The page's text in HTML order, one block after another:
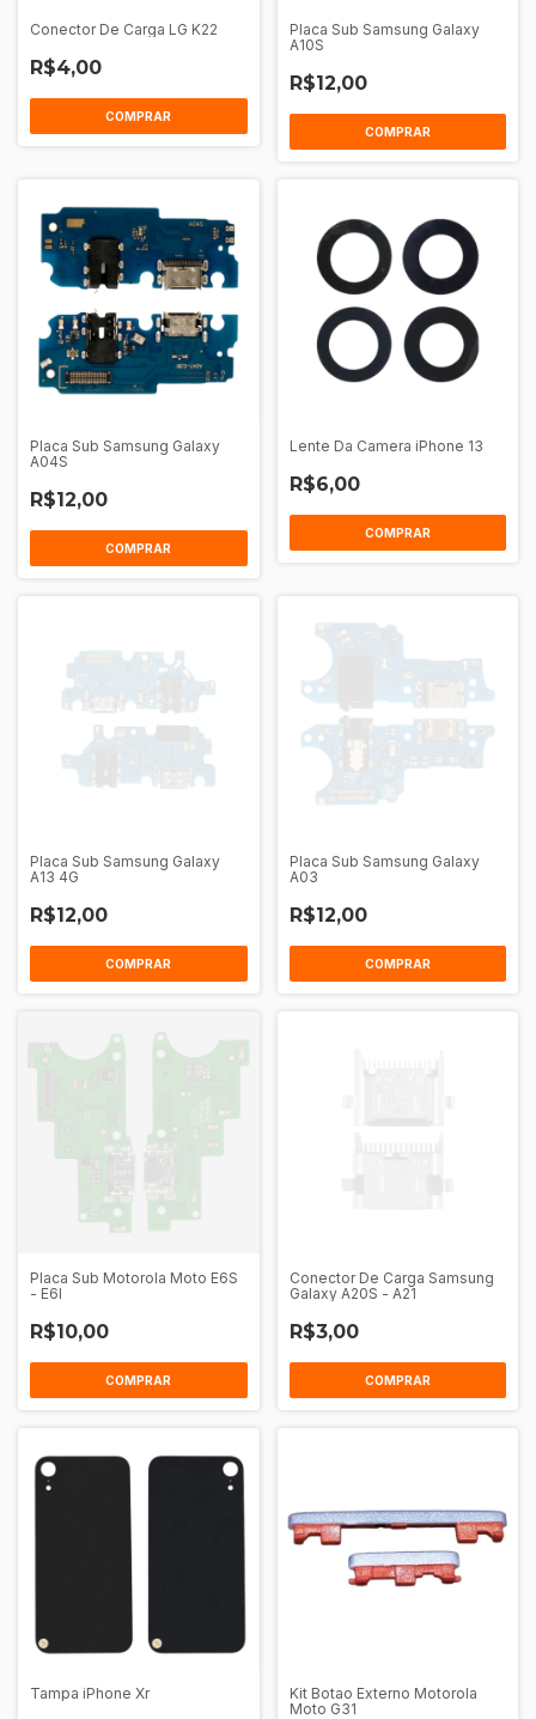
Conector De Carga LG K22
R$4,00
Placa Sub Samsung Galaxy
A10S
R$12,00
Placa Sub Samsung Galaxy
A04S
R$12,00
Lente Da Camera iPhone 13
R$6,00
COMPRAR
Placa Sub Samsung Galaxy
A13 4G
R$12,00
Placa Sub Samsung Galaxy
A03
R$12,00
Placa Sub Motorola Moto E6S
- E6I
R$10,00
Conector De Carga Samsung
Galaxy A20S - A21
R$3,00
Tampa iPhone Xr
Kit Botao Externo Motorola
Moto G31